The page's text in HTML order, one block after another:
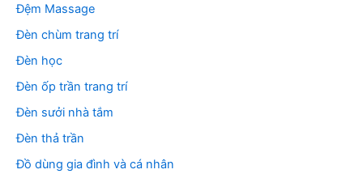
Đệm Massage
Đèn chùm trang trí
Đèn học
Đèn ốp trần trang trí
Đèn sưởi nhà tắm
Đèn thả trần
Đồ dùng gia đình và cá nhân